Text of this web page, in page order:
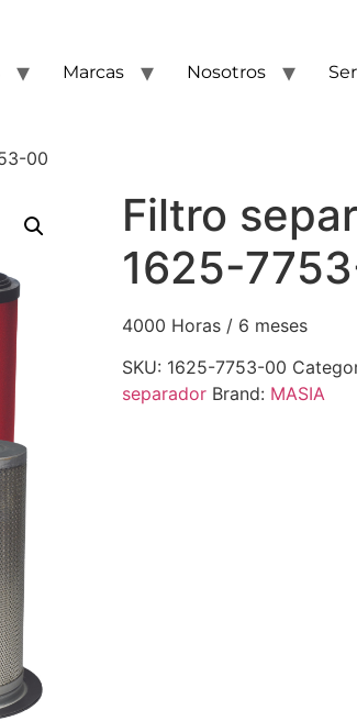
Marcas Nosotros
00
Filtro
1625-
4000 Horas / 6 meses
SKU: 1625-7753-00
separador Brand: MASIA